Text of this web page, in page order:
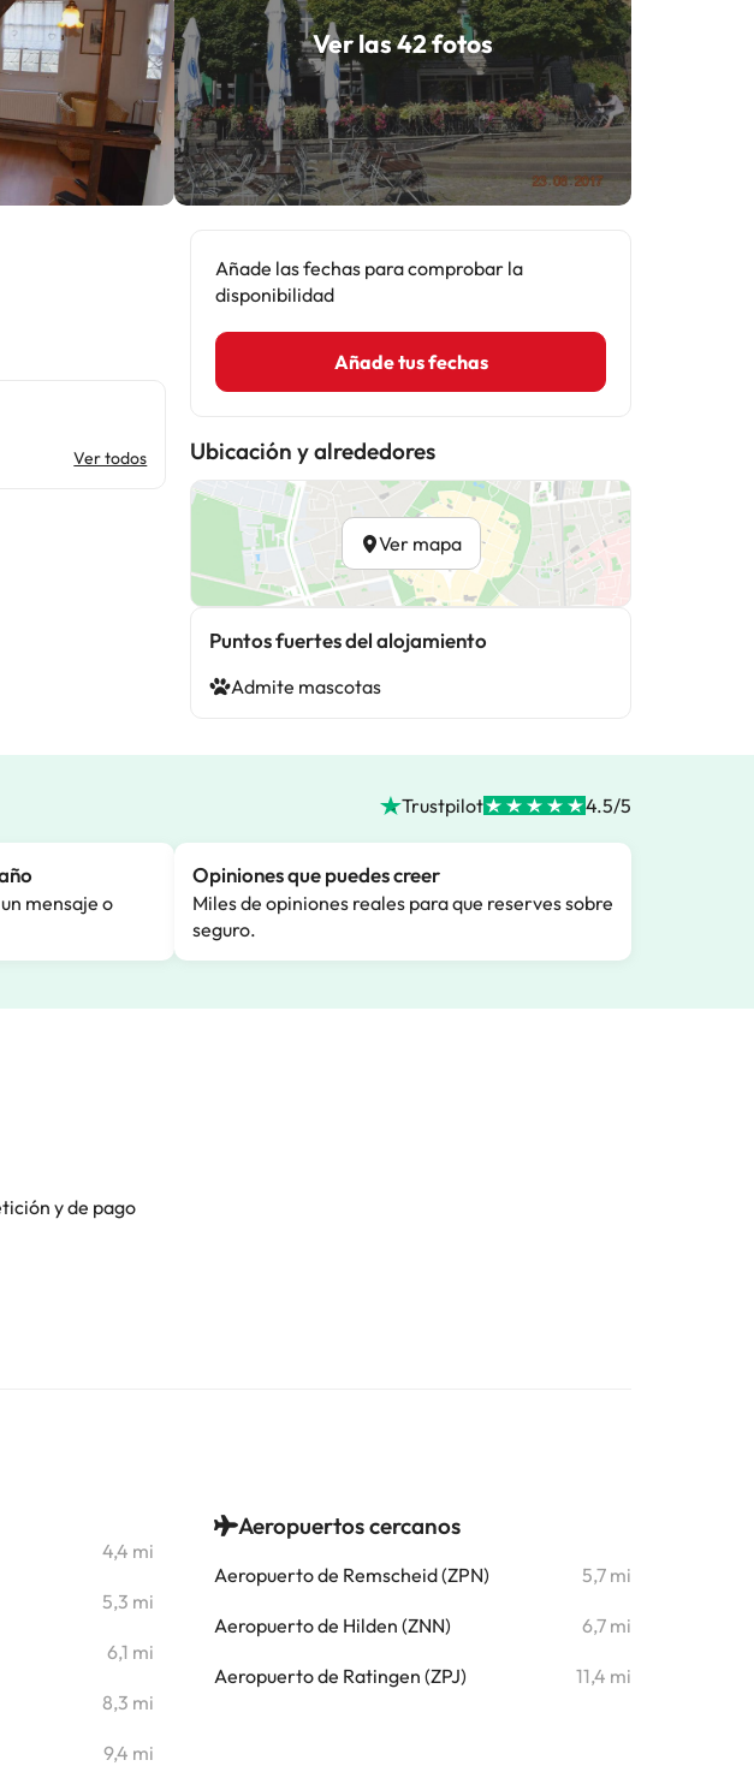
Ver las 42 fotos
Ver todos
Añade las fechas para comprobar la
disponibilidad
Añade tus fechas
Ubicación y alrededores
Ver mapa
Puntos fuertes del alojamiento
Admite mascotas
Trustpilot 4.5/5
mensaje o
Opiniones que puedes creer
Miles de opiniones reales para que reserves sobre
seguro.
y de pago
4,4 mi
5,3 mi
6,1 mi
8,3 mi
9,4 mi
Aeropuertos cercanos
Aeropuerto de Remscheid (ZPN) 5,7 mi
Aeropuerto de Hilden (ZNN) 6,7 mi
Aeropuerto de Ratingen (ZPJ) 11,4 mi